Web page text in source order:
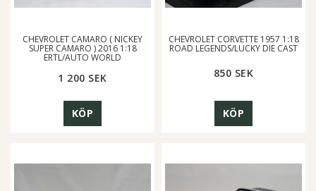
CHEVROLET CAMARO ( NICKEY
SUPER CAMARO ) 2016 1:18
ERTL/AUTO WORLD
1 200 SEK
KÖP
CHEVROLET CORVETTE 1957 1:18
ROAD LEGENDS/LUCKY DIE CAST
850 SEK
KÖP